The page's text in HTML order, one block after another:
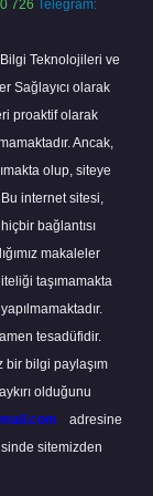
726 Telegram:
Teknolojileri ve
Sağlayıcı olarak
proaktif olarak
Ancak,
olup, siteye
internet sitesi,
bağlantısı
makaleler
taşımamakta
tesadüfidir.
bir bilgi paylaşım
olduğunu
adresine
sitemizden